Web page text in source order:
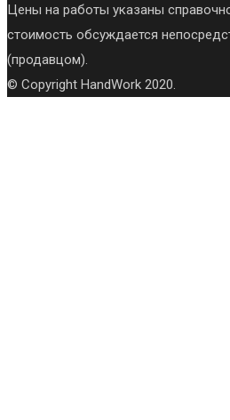
Цены на работы указаны
стоимость обсуждается
(продавцом).
© Copyright HandWork 2020.